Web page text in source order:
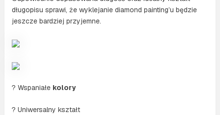
długopisu sprawi, że wyklejanie diamond painting’u będzie
jeszcze bardziej przyjemne.
? Wspaniałe kolory
? Uniwersalny kształt